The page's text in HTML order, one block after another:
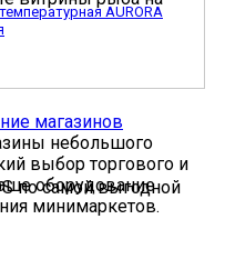
AURORA
небольшого
выбор торгового и
оборудование
минимаркетов.